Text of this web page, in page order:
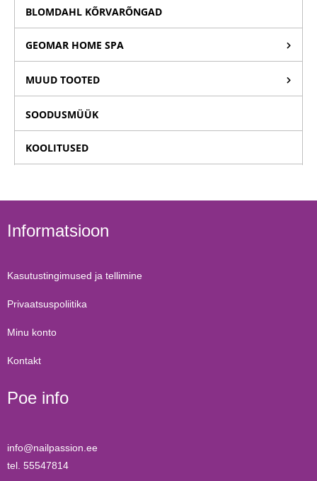
BLOMDAHL KÕRVARÕNGAD
GEOMAR HOME SPA
MUUD TOOTED
SOODUSMÜÜK
KOOLITUSED
Informatsioon
Kasutustingimused ja tellimine
Privaatsuspoliitika
Minu konto
Kontakt
Poe info
info@nailpassion.ee
tel. 55547814